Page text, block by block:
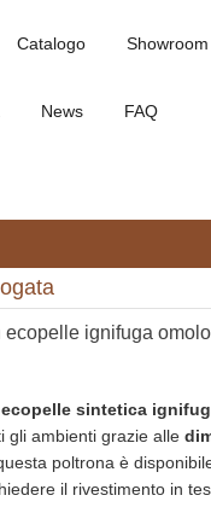
Catalogo Showroom
News FAQ
ecopelle ignifuga
ecopelle sintetica
gli ambienti grazie alle
poltrona è
il rivestimento in